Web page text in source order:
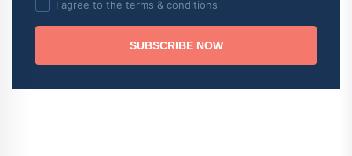
I agree to the terms & conditions
SUBSCRIBE NOW